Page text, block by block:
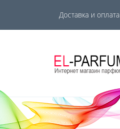
Доставка и оплата